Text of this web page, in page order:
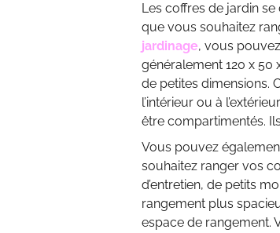
Les coffres de jardin
que vous souhaitez
jardinage, vous
généralement 120 x 50
de petites dimensions.
l’intérieur ou à
être compartimentés.
Vous pouvez
souhaitez ranger vos
d’entretien, de petits
rangement plus
espace de rangement.